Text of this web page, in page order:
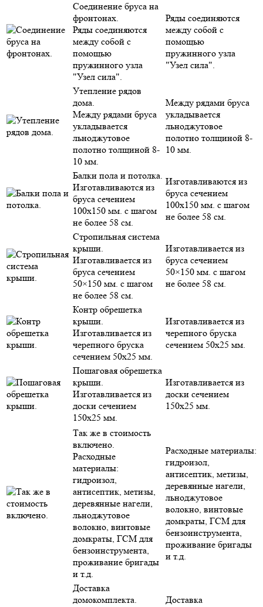
Соединение бруса на
фронтонах.
Ряды соединяются
между собой с
помощью
пружинного узла
"Узел сила".
Ряды соединяются
между собой с
помощью
пружинного узла
"Узел сила".
Утепление рядов
дома.
Между рядами бруса
укладывается
льноджутовое
полотно толщиной 8-
10 мм.
Между рядами бруса
укладывается
льноджутовое
полотно толщиной 8-
10 мм.
Балки пола и потолка.
Изготавливаются из
бруса сечением
100х150 мм. с шагом
не более 58 см.
Изготавливаются из
бруса сечением
100х150 мм. с шагом
не более 58 см.
Стропильная система
крыши.
Изготавливается из
бруса сечением
50×150 мм. с шагом
не более 58 см.
Изготавливается из
бруса сечением
50×150 мм. с шагом
не более 58 см.
Контр обрешетка
крыши.
Изготавливается из
черепного бруска
сечением 50х25 мм.
Изготавливается из
черепного бруска
сечением 50х25 мм.
Пошаговая обрешетка
крыши.
Изготавливается из
доски сечением
150х25 мм.
Изготавливается из
доски сечением
150х25 мм.
Так же в стоимость
включено.
Расходные
материалы:
гидроизол,
антисептик, метизы,
деревянные нагели,
льноджутовое
волокно, винтовые
домкраты, ГСМ для
бензоинструмента,
проживание бригады
и т.д.
Расходные материалы:
гидроизол,
антисептик, метизы,
деревянные нагели,
льноджутовое
волокно, винтовые
домкраты, ГСМ для
бензоинструмента,
проживание бригады
и т.д.
Доставка
домокомплекта.
Доставка